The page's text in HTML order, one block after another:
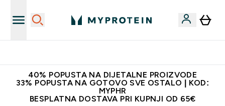
40% POPUSTA NA DIJETALNE PROIZVODE
33% POPUSTA NA GOTOVO SVE OSTALO | KOD:
MYPHR
BESPLATNA DOSTAVA PRI KUPNJI OD 65€